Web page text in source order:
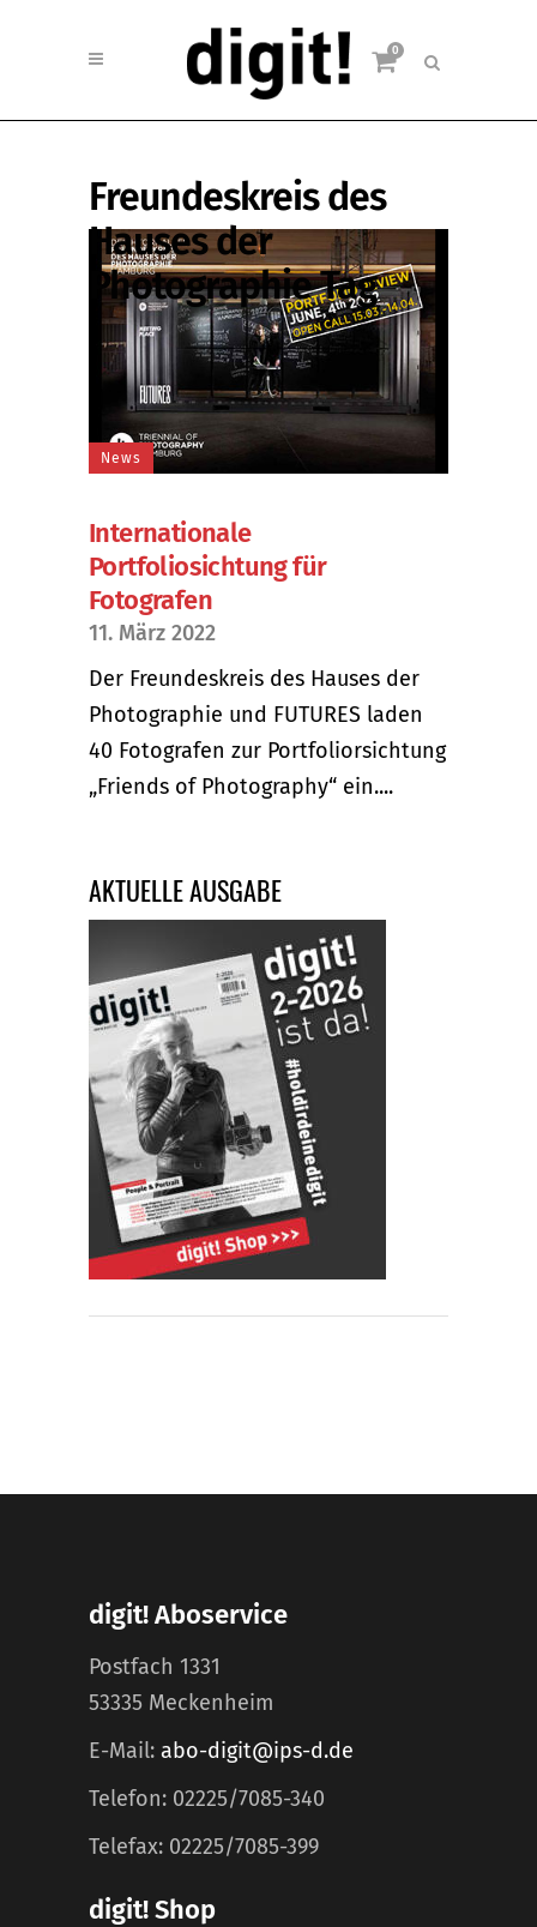
0
Freundeskreis des
Hauses der
Photographie Tag
News
Internationale
Portfoliosichtung für
Fotografen
11. März 2022
Der Freundeskreis des Hauses der
Photographie und FUTURES laden
40 Fotografen zur Portfoliorsichtung
„Friends of Photography“ ein....
AKTUELLE AUSGABE
digit! Aboservice
Postfach 1331
53335 Meckenheim
E-Mail: abo-digit@ips-d.de
Telefon: 02225/7085-340
Telefax: 02225/7085-399
digit! Shop